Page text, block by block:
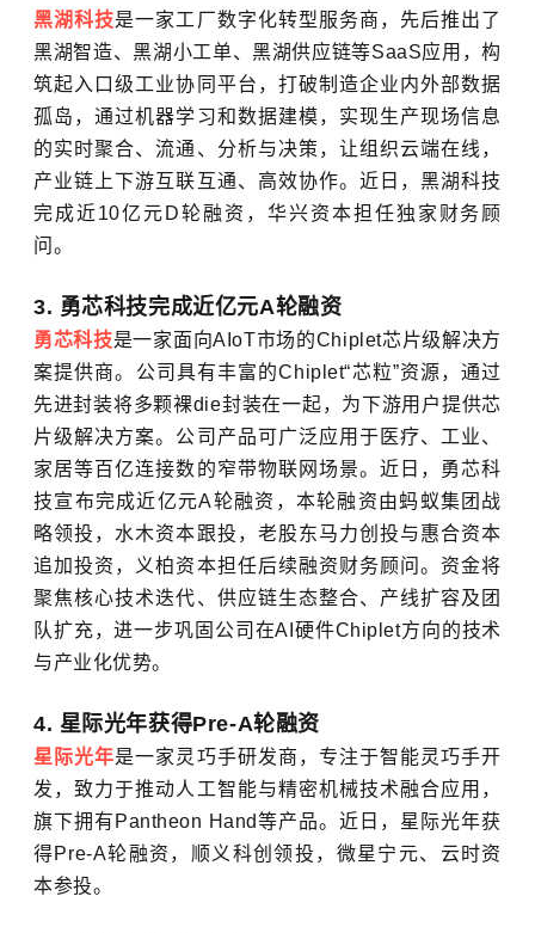
黑湖科技是一家工厂数字化转型服务商，先后推出了
黑湖智造、黑湖小工单、黑湖供应链等SaaS应用，构
筑起入口级工业协同平台，打破制造企业内外部数据
孤岛，通过机器学习和数据建模，实现生产现场信息
的实时聚合、流通、分析与决策，让组织云端在线，
产业链上下游互联互通、高效协作。近日，黑湖科技
完成近10亿元D轮融资，华兴资本担任独家财务顾
问。
3. 勇芯科技完成近亿元A轮融资
勇芯科技是一家面向AIoT市场的Chiplet芯片级解决方
案提供商。公司具有丰富的Chiplet“芯粒”资源，通过
先进封装将多颗裸die封装在一起，为下游用户提供芯
片级解决方案。公司产品可广泛应用于医疗、工业、
家居等百亿连接数的窄带物联网场景。近日，勇芯科
技宣布完成近亿元A轮融资，本轮融资由蚂蚁集团战
略领投，水木资本跟投，老股东马力创投与惠合资本
追加投资，义柏资本担任后续融资财务顾问。资金将
聚焦核心技术迭代、供应链生态整合、产线扩容及团
队扩充，进一步巩固公司在AI硬件Chiplet方向的技术
与产业化优势。
4. 星际光年获得Pre-A轮融资
星际光年是一家灵巧手研发商，专注于智能灵巧手开
发，致力于推动人工智能与精密机械技术融合应用，
旗下拥有Pantheon Hand等产品。近日，星际光年获
得Pre-A轮融资，顺义科创领投，微星宁元、云时资
本参投。